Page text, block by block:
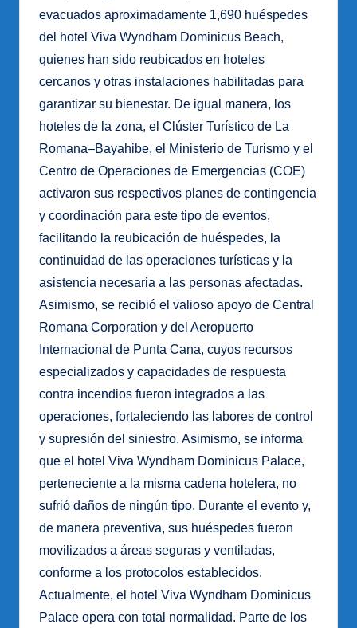
evacuados aproximadamente 1,690 huéspedes
del hotel Viva Wyndham Dominicus Beach,
quienes han sido reubicados en hoteles
cercanos y otras instalaciones habilitadas para
garantizar su bienestar. De igual manera, los
hoteles de la zona, el Clúster Turístico de La
Romana–Bayahibe, el Ministerio de Turismo y el
Centro de Operaciones de Emergencias (COE)
activaron sus respectivos planes de contingencia
y coordinación para este tipo de eventos,
facilitando la reubicación de huéspedes, la
continuidad de las operaciones turísticas y la
asistencia necesaria a las personas afectadas.
Asimismo, se recibió el valioso apoyo de Central
Romana Corporation y del Aeropuerto
Internacional de Punta Cana, cuyos recursos
especializados y capacidades de respuesta
contra incendios fueron integrados a las
operaciones, fortaleciendo las labores de control
y supresión del siniestro. Asimismo, se informa
que el hotel Viva Wyndham Dominicus Palace,
perteneciente a la misma cadena hotelera, no
sufrió daños de ningún tipo. Durante el evento y,
de manera preventiva, sus huéspedes fueron
movilizados a áreas seguras y ventiladas,
conforme a los protocolos establecidos.
Actualmente, el hotel Viva Wyndham Dominicus
Palace opera con total normalidad. Parte de los